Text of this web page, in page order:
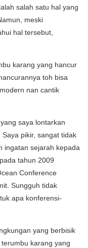
salah satu hal yang
meski
hal tersebut,
karang yang hancur
toh bisa
nan cantik
saya lontarkan
pikir, sangat tidak
ingatan sejarah kepada
tahun 2009
Conference
Sungguh tidak
apa konferensi-
yang berbisik
karang yang